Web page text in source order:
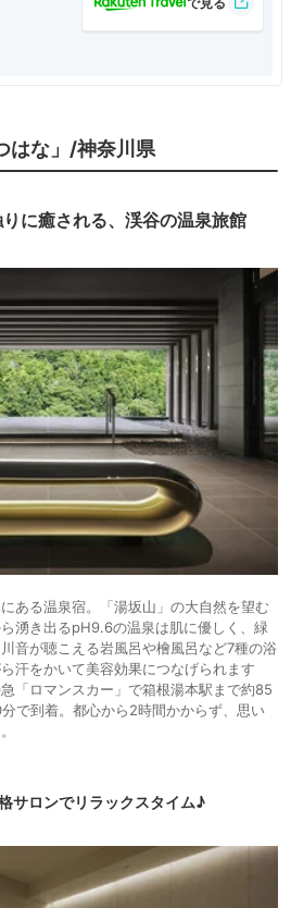
はな」/神奈川県
に癒される、渓谷の温泉旅館
ある温泉宿。「湯坂山」の大自然を望む
湧き出るpH9.6の温泉は肌に優しく、緑
音が聴こえる岩風呂や檜風呂など7種の浴
汗をかいて美容効果につなげられます
「ロマンスカー」で箱根湯本駅まで約85
で到着。都心から2時間かからず、思い
サロンでリラックスタイム♪